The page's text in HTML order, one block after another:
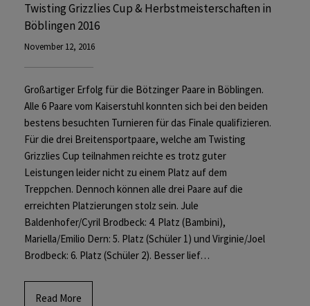
Twisting Grizzlies Cup & Herbstmeisterschaften in
Böblingen 2016
November 12, 2016
Großartiger Erfolg für die Bötzinger Paare in Böblingen.
Alle 6 Paare vom Kaiserstuhl konnten sich bei den beiden
bestens besuchten Turnieren für das Finale qualifizieren.
Für die drei Breitensportpaare, welche am Twisting
Grizzlies Cup teilnahmen reichte es trotz guter
Leistungen leider nicht zu einem Platz auf dem
Treppchen. Dennoch können alle drei Paare auf die
erreichten Platzierungen stolz sein. Jule
Baldenhofer/Cyril Brodbeck: 4. Platz (Bambini),
Mariella/Emilio Dern: 5. Platz (Schüler 1) und Virginie/Joel
Brodbeck: 6. Platz (Schüler 2). Besser lief…
Read More